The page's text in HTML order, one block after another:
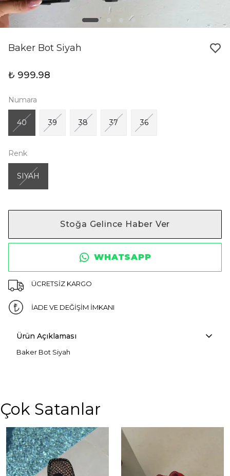
Baker Bot Siyah
₺ 999.98
Numara
40 39 38 37 36
Renk
SIYAH
Stoğa Gelince Haber Ver
WHATSAPP
ÜCRETSİZ KARGO
İADE VE DEĞİŞİM İMKANI
Ürün Açıklaması
Baker Bot Siyah
Çok Satanlar